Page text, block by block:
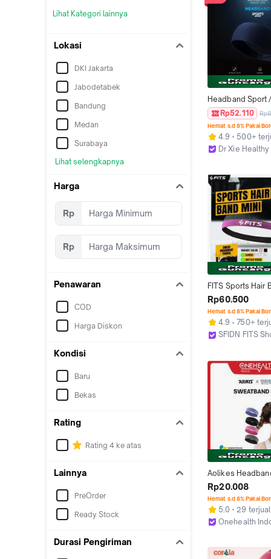
Lihat Kategori lainnya
Lokasi
DKI Jakarta
Jabodetabek
Bandung
Medan
Surabaya
Lihat selengkapnya
Harga
Rp
Rp
Penawaran
COD
Harga Diskon
Kondisi
Baru
Bekas
Rating
Rating 4 ke atas
Lainnya
PreOrder
Ready Stock
Durasi Pengiriman
Headband Sport
Olahraga Fitness
Headband Gym
Rp52.110
Hemat s.d 8% Pakai
4.9
500+
Dr Xie Healthy
FITS Sports Hair
Bandana
Band Running
Rp60.500
Hemat s.d 8% Pakai
4.9
750+
SFIDN FITS
Aolikes
Sweatband
Kepala Olahraga
Fitness Outdoor
Satuan
Rp20.008
Hemat s.d 8% Pakai
5.0
29 terjual
Onehealth